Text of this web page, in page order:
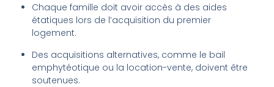
Chaque famille doit avoir accès à des aides
étatiques lors de l’acquisition du premier
logement.
Des acquisitions alternatives, comme le bail
emphytéotique ou la location-vente, doivent être
soutenues.